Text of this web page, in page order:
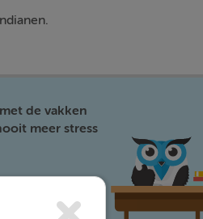
de vakken
meer stress